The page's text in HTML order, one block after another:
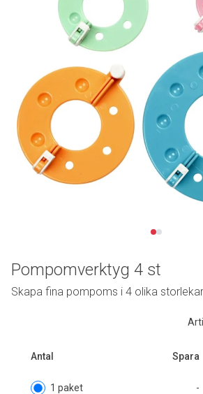
Antal Spara
1 paket -
Pompomverktyg 4 st
Skapa fina pompoms i 4 olika storlekar